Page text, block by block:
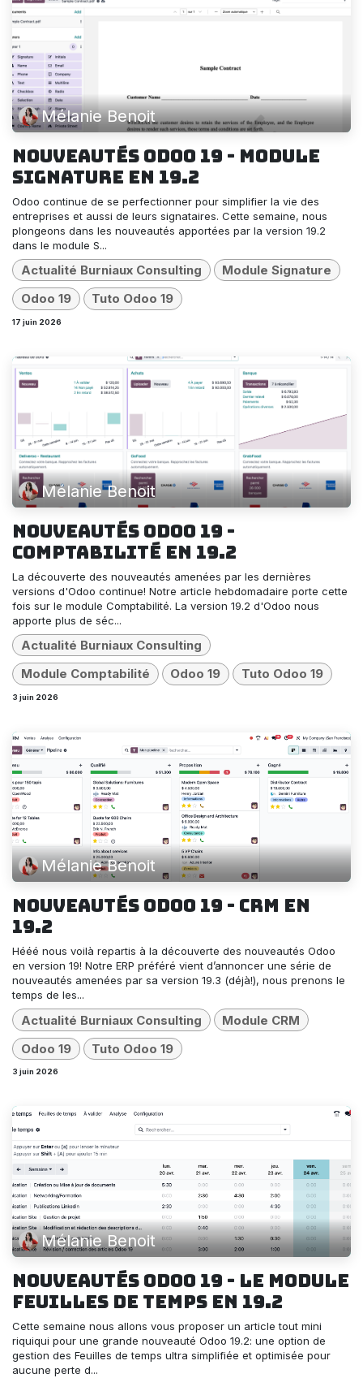
Mélanie Benoit
Nouveautés Odoo 19 - module
Signature en 19.2
Odoo continue de se perfectionner pour simplifier la vie des
entreprises et aussi de leurs signataires. Cette semaine, nous
plongeons dans les nouveautés apportées par la version 19.2
dans le module S...
Actualité Burniaux Consulting
Module Signature
Odoo 19
Tuto Odoo 19
17 juin 2026
Mélanie Benoit
Nouveautés Odoo 19 -
Comptabilité en 19.2
La découverte des nouveautés amenées par les dernières
versions d'Odoo continue! Notre article hebdomadaire porte cette
fois sur le module Comptabilité. La version 19.2 d'Odoo nous
apporte plus de séc...
Actualité Burniaux Consulting
Module Comptabilité
Odoo 19 Tuto Odoo 19
3 juin 2026
Mélanie Benoit
Nouveautés Odoo 19 - CRM en
19.2
Hééé nous voilà repartis à la découverte des nouveautés Odoo
en version 19! Notre ERP préféré vient d’annoncer une série de
nouveautés amenées par sa version 19.3 (déjà!), nous prenons le
temps de les...
Actualité Burniaux Consulting
Module CRM
Odoo 19
Tuto Odoo 19
3 juin 2026
Mélanie Benoit
Nouveautés Odoo 19 - Le module
Feuilles de temps en 19.2
Cette semaine nous allons vous proposer un article tout mini
riquiqui pour une grande nouveauté Odoo 19.2: une option de
gestion des Feuilles de temps ultra simplifiée et optimisée pour
aucune perte d...